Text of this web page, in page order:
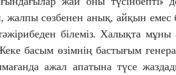
жалпы сөзбенен анық, айқын
білеміз. Халықта
басым өзімнің бастығым
ажал апатына түсе